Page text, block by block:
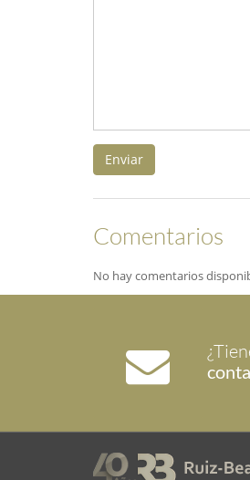
Enviar
Comentarios
No hay comentarios